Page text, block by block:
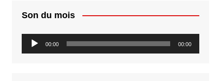
Son du mois
Lecteur
audio
00:00 00:00